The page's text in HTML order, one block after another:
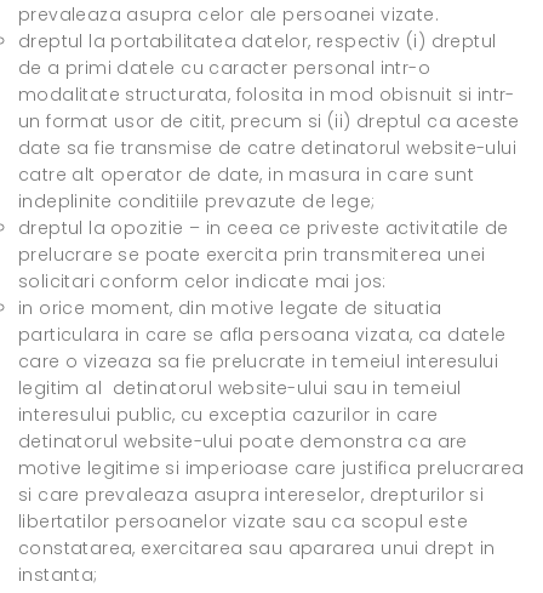
prevaleaza asupra celor ale persoanei vizate.
dreptul la portabilitatea datelor, respectiv (i) dreptul
de a primi datele cu caracter personal intr-o
modalitate structurata, folosita in mod obisnuit si intr-
un format usor de citit, precum si (ii) dreptul ca aceste
date sa fie transmise de catre detinatorul website-ului
catre alt operator de date, in masura in care sunt
indeplinite conditiile prevazute de lege;
dreptul la opozitie – in ceea ce priveste activitatile de
prelucrare se poate exercita prin transmiterea unei
solicitari conform celor indicate mai jos:
in orice moment, din motive legate de situatia
particulara in care se afla persoana vizata, ca datele
care o vizeaza sa fie prelucrate in temeiul interesului
legitim al detinatorul website-ului sau in temeiul
interesului public, cu exceptia cazurilor in care
detinatorul website-ului poate demonstra ca are
motive legitime si imperioase care justifica prelucrarea
si care prevaleaza asupra intereselor, drepturilor si
libertatilor persoanelor vizate sau ca scopul este
constatarea, exercitarea sau apararea unui drept in
instanta;